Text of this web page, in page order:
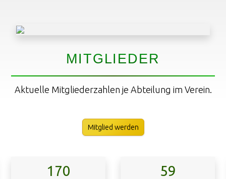
MITGLIEDER
Aktuelle Mitgliederzahlen je Abteilung im Verein.
Mitglied werden
170 59